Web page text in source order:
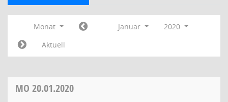
Monat Januar
2020
Aktuell
MO 20.01.2020